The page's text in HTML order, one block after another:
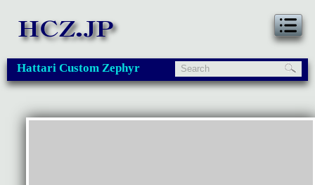
Hattari Custom Zephyr